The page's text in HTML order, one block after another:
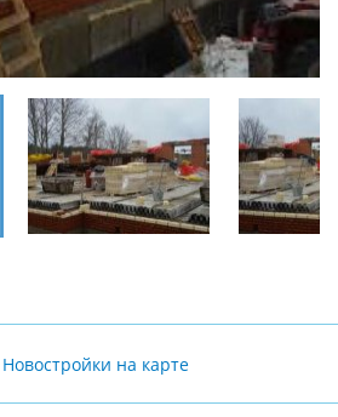
Новостройки на карте